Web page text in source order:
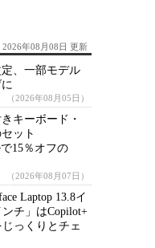
2026年08月08日 更新
、一部モデル
（2026年08月05日）
キーボード・
ット
で15％オフの
（2026年08月07日）
Laptop 13.8イ
ンチ」はCopilot+
っくりとチェ